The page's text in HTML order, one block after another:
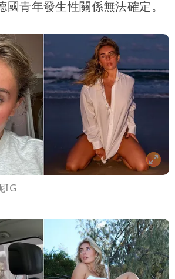
國青年發生性關係無法確定。
IG